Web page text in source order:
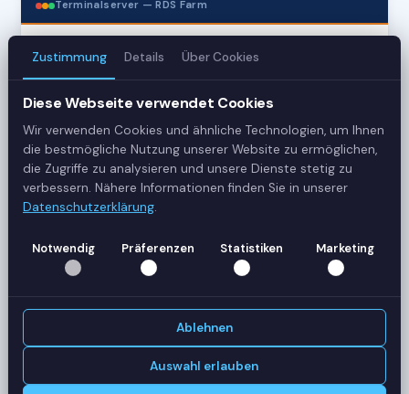
Terminalserver — RDS Farm
3
42
Sessions
SERVER-AUSLASTUNG
RDS-SRV01
18 Sessions
RAM
78%
RDS-SRV02
14 Sessions
Zustimmung Details Über Cookies
Diese Webseite verwendet Cookies
Wir verwenden Cookies und ähnliche Technologien, um Ihnen
die bestmögliche Nutzung unserer Website zu ermöglichen,
die Zugriffe zu analysieren und unsere Dienste stetig zu
verbessern. Nähere Informationen finden Sie in unserer
Datenschutzerklärung.
Notwendig Präferenzen Statistiken Marketing
Ablehnen
Auswahl erlauben